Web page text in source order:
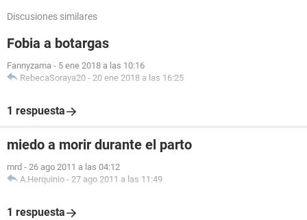
Discusiones similares
Fobia a botargas
Fannyzama - 5 ene 2018 a las 10:16
RebecaSoraya20 - 20 ene 2018 a las 16:25
1 respuesta
miedo a morir durante el parto
mrd - 26 ago 2011 a las 04:12
A.Herquinio - 27 ago 2011 a las 11:49
1 respuesta